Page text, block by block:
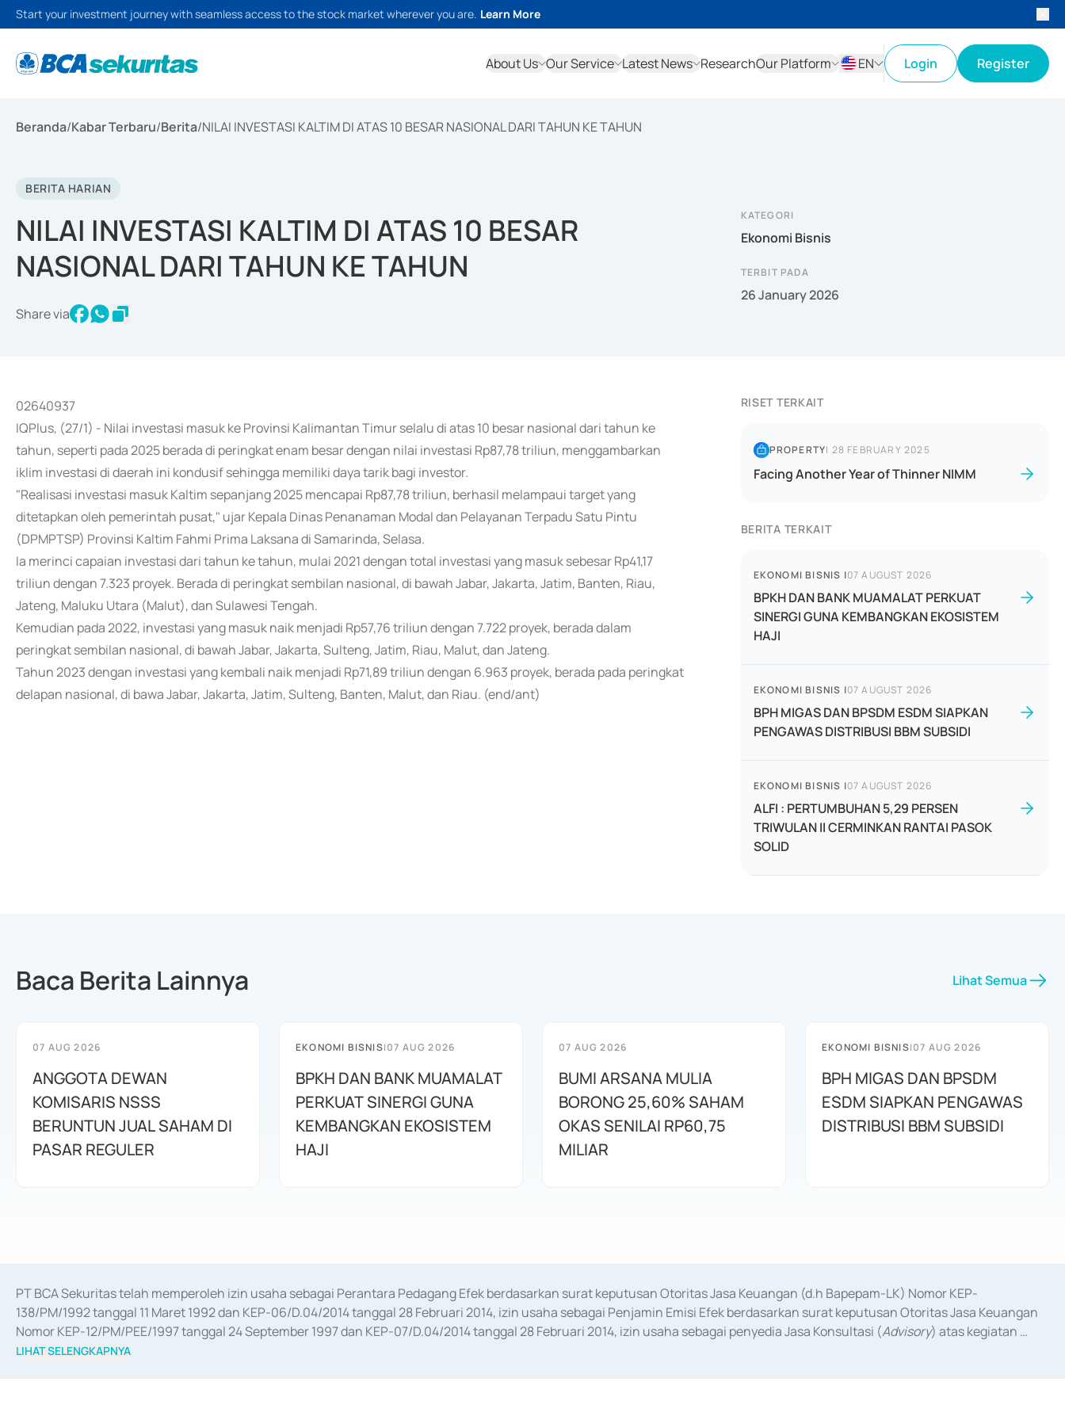
Start your investment journey with seamless access to the stock market wherever you are. Learn More
About Us Our Service Latest News ResearchOur Platform
EN
Login Register
Beranda/Kabar Terbaru/Berita/NILAI INVESTASI KALTIM DI ATAS 10 BESAR NASIONAL DARI TAHUN KE TAHUN
BERITA HARIAN
NILAI INVESTASI KALTIM DI ATAS 10 BESAR
NASIONAL DARI TAHUN KE TAHUN
Share via
KATEGORI
Ekonomi Bisnis
TERBIT PADA
26 January 2026
02640937
IQPlus, (27/1) - Nilai investasi masuk ke Provinsi Kalimantan Timur selalu di atas 10 besar nasional dari tahun ke
tahun, seperti pada 2025 berada di peringkat enam besar dengan nilai investasi Rp87,78 triliun, menggambarkan
iklim investasi di daerah ini kondusif sehingga memiliki daya tarik bagi investor.
"Realisasi investasi masuk Kaltim sepanjang 2025 mencapai Rp87,78 triliun, berhasil melampaui target yang
ditetapkan oleh pemerintah pusat," ujar Kepala Dinas Penanaman Modal dan Pelayanan Terpadu Satu Pintu
(DPMPTSP) Provinsi Kaltim Fahmi Prima Laksana di Samarinda, Selasa.
Ia merinci capaian investasi dari tahun ke tahun, mulai 2021 dengan total investasi yang masuk sebesar Rp41,17
triliun dengan 7.323 proyek. Berada di peringkat sembilan nasional, di bawah Jabar, Jakarta, Jatim, Banten, Riau,
Jateng, Maluku Utara (Malut), dan Sulawesi Tengah.
Kemudian pada 2022, investasi yang masuk naik menjadi Rp57,76 triliun dengan 7.722 proyek, berada dalam
peringkat sembilan nasional, di bawah Jabar, Jakarta, Sulteng, Jatim, Riau, Malut, dan Jateng.
Tahun 2023 dengan investasi yang kembali naik menjadi Rp71,89 triliun dengan 6.963 proyek, berada pada peringkat
delapan nasional, di bawa Jabar, Jakarta, Jatim, Sulteng, Banten, Malut, dan Riau. (end/ant)
RISET TERKAIT
PROPERTY| 28 FEBRUARY 2025
Facing Another Year of Thinner NIMM
BERITA TERKAIT
EKONOMI BISNIS |07 AUGUST 2026
BPKH DAN BANK MUAMALAT PERKUAT
SINERGI GUNA KEMBANGKAN EKOSISTEM
HAJI
EKONOMI BISNIS |07 AUGUST 2026
BPH MIGAS DAN BPSDM ESDM SIAPKAN
PENGAWAS DISTRIBUSI BBM SUBSIDI
EKONOMI BISNIS |07 AUGUST 2026
ALFI : PERTUMBUHAN 5,29 PERSEN
TRIWULAN II CERMINKAN RANTAI PASOK
SOLID
Baca Berita Lainnya Lihat Semua
07 AUG 2026
ANGGOTA DEWAN
KOMISARIS NSSS
BERUNTUN JUAL SAHAM DI
PASAR REGULER
EKONOMI BISNIS|07 AUG 2026
BPKH DAN BANK MUAMALAT
PERKUAT SINERGI GUNA
KEMBANGKAN EKOSISTEM
HAJI
07 AUG 2026
BUMI ARSANA MULIA
BORONG 25,60% SAHAM
OKAS SENILAI RP60,75
MILIAR
EKONOMI BISNIS|07 AUG 2026
BPH MIGAS DAN BPSDM
ESDM SIAPKAN PENGAWAS
DISTRIBUSI BBM SUBSIDI
PT BCA Sekuritas telah memperoleh izin usaha sebagai Perantara Pedagang Efek berdasarkan surat keputusan Otoritas Jasa Keuangan (d.h Bapepam-LK) Nomor KEP-
138/PM/1992 tanggal 11 Maret 1992 dan KEP-06/D.04/2014 tanggal 28 Februari 2014, izin usaha sebagai Penjamin Emisi Efek berdasarkan surat keputusan Otoritas Jasa Keuangan
Nomor KEP-12/PM/PEE/1997 tanggal 24 September 1997 dan KEP-07/D.04/2014 tanggal 28 Februari 2014, izin usaha sebagai penyedia Jasa Konsultasi (Advisory) atas kegiatan
merger, akuisisi, divestasi, dan
LIHAT SELENGKAPNYA